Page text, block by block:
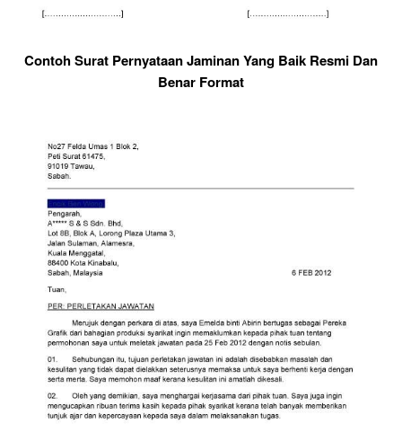
Contoh Surat Pernyataan Jaminan Yang Baik Resmi Dan
Benar Format